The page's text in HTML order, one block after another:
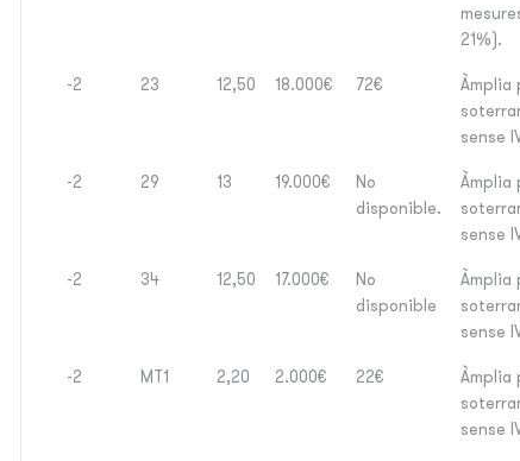
21%).
-2 23 12,50 18.000€ 72€
Àmplia
sense
-2 29 13 19.000€
No
disponible.
Àmplia
sense
-2 34 12,50 17.000€
No
disponible
Àmplia
sense
-2 MT1 2,20 2.000€ 22€
Àmplia
sense